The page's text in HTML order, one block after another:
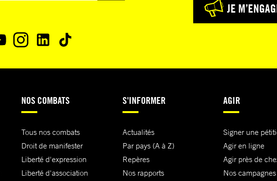
JE
NOS COMBATS
Tous nos combats
Droit de manifester
Liberté d'expression
Liberté d'association
S'INFORMER
Actualités
Par pays (A à Z)
Repères
Nos rapports
AGIR
Signer une
Agir en ligne
Agir près de
Nos campagnes